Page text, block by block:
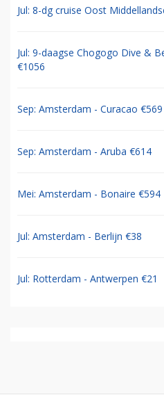
Jul: 8-dg cruise Oost
Jul: 9-daagse Chogogo Dive &
€1056
Sep: Amsterdam - Curacao €569
Sep: Amsterdam - Aruba €614
Mei: Amsterdam - Bonaire €594
Jul: Amsterdam - Berlijn €38
Jul: Rotterdam - Antwerpen €21